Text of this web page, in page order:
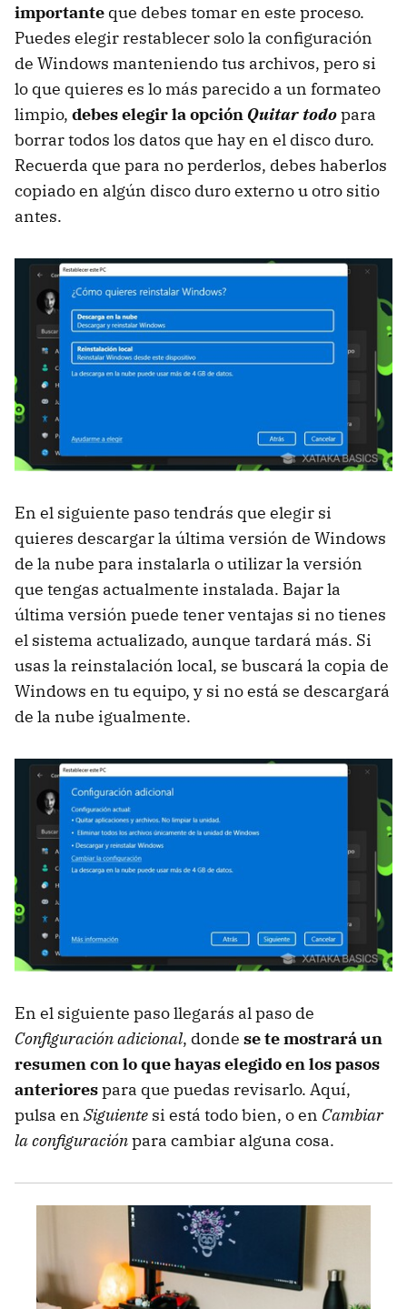
importante que debes tomar en este proceso.
Puedes elegir restablecer solo la configuración
de Windows manteniendo tus archivos, pero si
lo que quieres es lo más parecido a un formateo
limpio, debes elegir la opciónQuitar todopara
borrar todos los datos que hay en el disco duro.
Recuerda que para no perderlos, debes haberlos
copiado en algún disco duro externo u otro sitio
antes.
En el siguiente paso tendrás que elegir si
quieres descargar la última versión de Windows
de la nube para instalarla o utilizar la versión
que tengas actualmente instalada. Bajar la
última versión puede tener ventajas si no tienes
el sistema actualizado, aunque tardará más. Si
usas la reinstalación local, se buscará la copia de
Windows en tu equipo, y si no está se descargará
de la nube igualmente.
En el siguiente paso llegarás al paso de
Configuración adicional, donde se te mostrará un
resumen con lo que hayas elegido en los pasos
anteriorespara que puedas revisarlo. Aquí,
pulsa en Siguiente si está todo bien, o en Cambiar
la configuraciónpara cambiar alguna cosa.